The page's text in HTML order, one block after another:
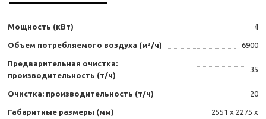
Мощность (кВт) 4
Объем потребляемого воздуха (м³/ч) 6900
Предварительная очистка:
производительность (т/ч)
35
Очистка: производительность (т/ч) 20
Габаритные размеры (мм)
2551 x 2275 x